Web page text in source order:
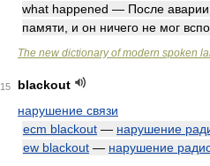
what happened — После аварии
памяти, и он ничего не мог
The new dictionary of modern spoken
15
blackout
нарушение связи
ecm blackout — нарушение
ew blackout — нарушение